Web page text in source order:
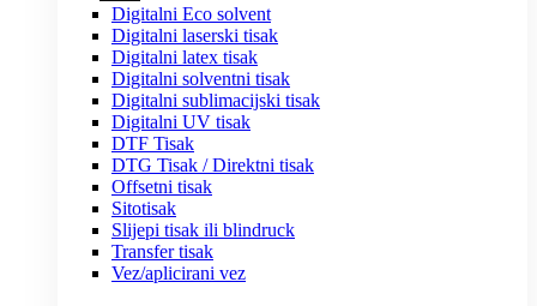
Digitalni Eco solvent
Digitalni laserski tisak
Digitalni latex tisak
Digitalni solventni tisak
Digitalni sublimacijski tisak
Digitalni UV tisak
DTF Tisak
DTG Tisak / Direktni tisak
Offsetni tisak
Sitotisak
Slijepi tisak ili blindruck
Transfer tisak
Vez/aplicirani vez